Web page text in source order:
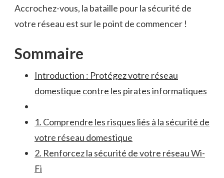
Accrochez-vous, la bataille pour la ‌sécurité de
votre réseau est sur le point de commencer⁢ !
Sommaire
Introduction : Protégez ‌votre réseau
domestique contre les ⁢pirates informatiques
1. ⁤Comprendre les risques liés à la​ sécurité de
votre réseau domestique
2.⁣ Renforcez la sécurité de votre réseau Wi-
Fi